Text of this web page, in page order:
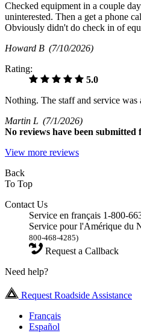
Checked equipment in a couple
uninterested. Then a get a phone
Obviously didn't do check in of
Howard B (7/10/2026)
Rating:
5.0
Nothing. The staff and service was
Martin L (7/1/2026)
No reviews have been submitted
View more reviews
Back
To Top
Contact Us
Service en français 1-800-
Service pour l'Amérique
800-468-4285)
Request a Callback
Need help?
Request Roadside Assistance
Français
Español